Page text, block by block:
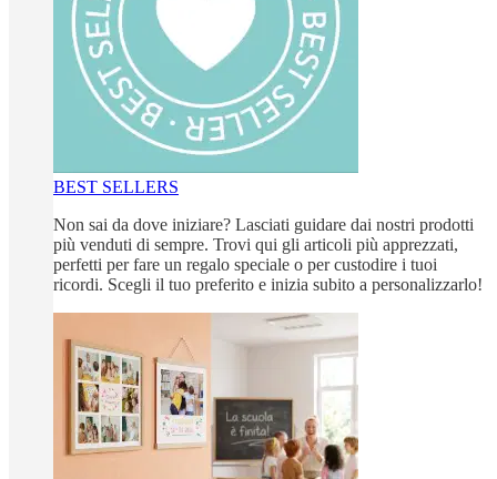
BEST SELLERS
Non sai da dove iniziare? Lasciati guidare dai nostri prodotti
più venduti di sempre. Trovi qui gli articoli più apprezzati,
perfetti per fare un regalo speciale o per custodire i tuoi
ricordi. Scegli il tuo preferito e inizia subito a personalizzarlo!